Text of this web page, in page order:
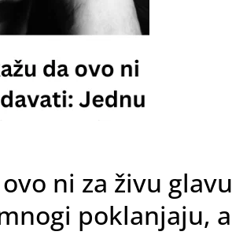
ni za živu glavu
poklanjaju, a